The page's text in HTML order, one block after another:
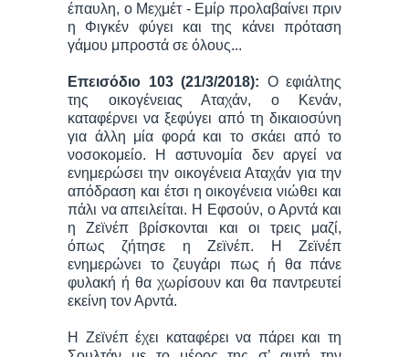
έπαυλη, ο Μεχμέτ - Εμίρ προλαβαίνει πριν
η Φιγκέν φύγει και της κάνει πρόταση
γάμου μπροστά σε όλους...
Επεισόδιο 103 (21/3/2018): Ο εφιάλτης
της οικογένειας Αταχάν, ο Κενάν,
καταφέρνει να ξεφύγει από τη δικαιοσύνη
για άλλη μία φορά και το σκάει από το
νοσοκομείο. Η αστυνομία δεν αργεί να
ενημερώσει την οικογένεια Αταχάν για την
απόδραση και έτσι η οικογένεια νιώθει και
πάλι να απειλείται. Η Εφσούν, ο Αρντά και
η Ζεϊνέπ βρίσκονται και οι τρεις μαζί,
όπως ζήτησε η Ζεϊνέπ. Η Ζεϊνέπ
ενημερώνει το ζευγάρι πως ή θα πάνε
φυλακή ή θα χωρίσουν και θα παντρευτεί
εκείνη τον Αρντά.
Η Ζεϊνέπ έχει καταφέρει να πάρει και τη